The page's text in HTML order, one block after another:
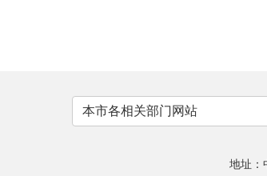
本市各相关部门网站
地址：